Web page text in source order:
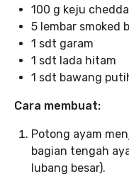
100 g keju
5 lembar smoked
1 sdt garam
1 sdt lada hitam
1 sdt bawang
Cara membuat:
Potong ayam
bagian tengah
lubang besar).